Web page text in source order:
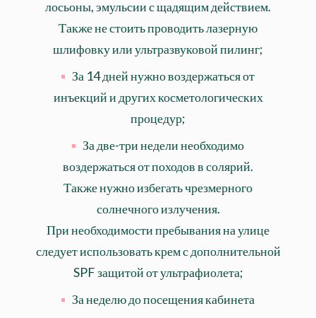
лосьоны, эмульсии с щадящим действием.
Также не стоить проводить лазерную
шлифовку или ультразвуковой пилинг;
За 14 дней нужно воздержаться от
инъекций и других косметологических
процедур;
За две-три недели необходимо
воздержаться от походов в солярий.
Также нужно избегать чрезмерного
солнечного излучения.
При необходимости пребывания на улице
следует использовать крем с дополнительной
SPF защитой от ультрафиолета;
За неделю до посещения кабинета